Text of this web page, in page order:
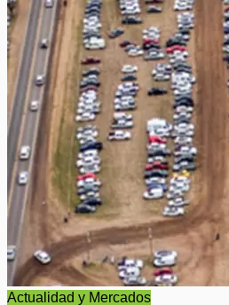
Actualidad y Mercados